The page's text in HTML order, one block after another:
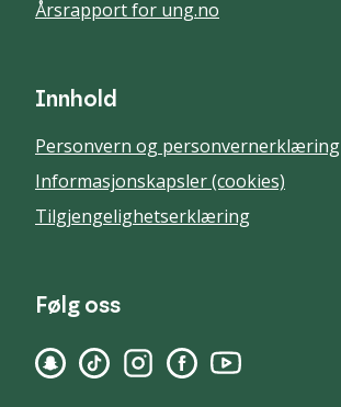
Årsrapport for ung.no
Innhold
Personvern og personvernerklæring
Informasjonskapsler (cookies)
Tilgjengelighetserklæring
Følg oss